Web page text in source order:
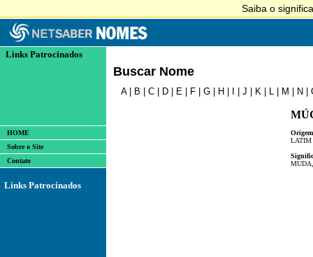
Links Patrocinados
HOME
Sobre o Site
Contato
Links Patrocinados
Buscar Nome
A| B C D E F G H J K L M N
LATIM